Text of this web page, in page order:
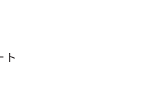
ト